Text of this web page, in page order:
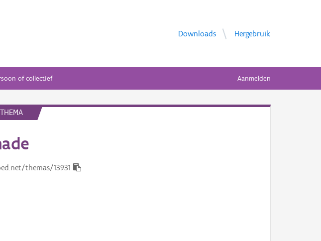
Downloads Hergebruik
of collectief Aanmelden
themas/13931